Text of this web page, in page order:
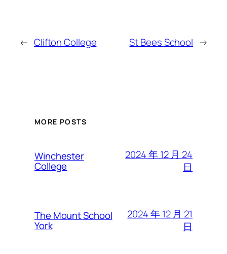
← Clifton College St Bees School →
MORE POSTS
Winchester
College
2024 年 12 月 24
日
The Mount School
York
2024 年 12 月 21
日